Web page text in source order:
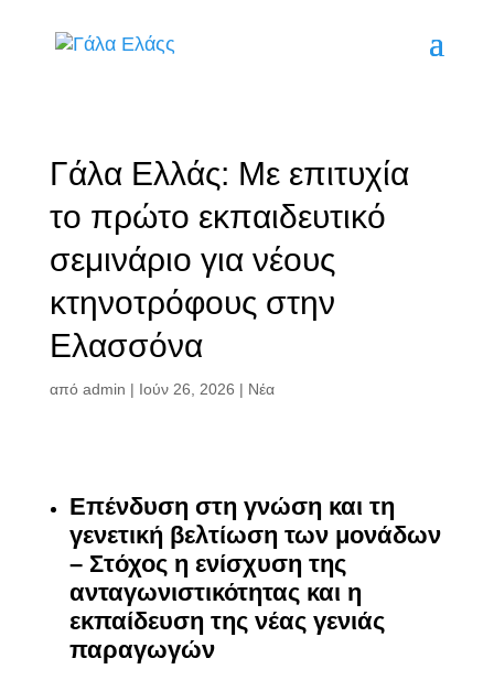
Γάλα Ελλάς: Με επιτυχία
το πρώτο εκπαιδευτικό
σεμινάριο για νέους
κτηνοτρόφους στην
Ελασσόνα
από admin | Ιούν 26, 2026 | Νέα
Επένδυση στη γνώση και τη
γενετική βελτίωση των μονάδων
– Στόχος η ενίσχυση της
ανταγωνιστικότητας και η
εκπαίδευση της νέας γενιάς
παραγωγών